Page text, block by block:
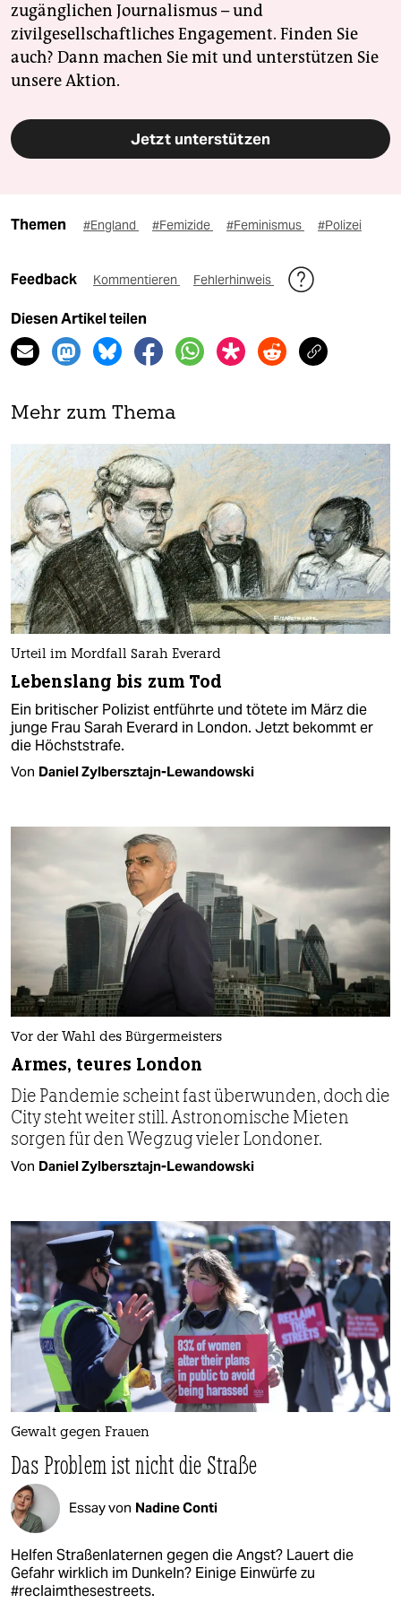
zugänglichen Journalismus – und
zivilgesellschaftliches Engagement. Finden Sie
auch? Dann machen Sie mit und unterstützen Sie
unsere Aktion.
Jetzt unterstützen
Themen #England #Femizide #Feminismus #Polizei
Feedback Kommentieren Fehlerhinweis
Diesen Artikel teilen
Mehr zum Thema
Urteil im Mordfall Sarah Everard
Lebenslang bis zum Tod
Ein britischer Polizist entführte und tötete im März die
junge Frau Sarah Everard in London. Jetzt bekommt er
die Höchststrafe.
Von Daniel Zylbersztajn-Lewandowski
Vor der Wahl des Bürgermeisters
Armes, teures London
Die Pandemie scheint fast überwunden, doch die
City steht weiter still. Astronomische Mieten
sorgen für den Wegzug vieler Londoner.
Von Daniel Zylbersztajn-Lewandowski
Gewalt gegen Frauen
Das Problem ist nicht die Straße
Essay von Nadine Conti
Helfen Straßenlaternen gegen die Angst? Lauert die
Gefahr wirklich im Dunkeln? Einige Einwürfe zu
#reclaimthesestreets.